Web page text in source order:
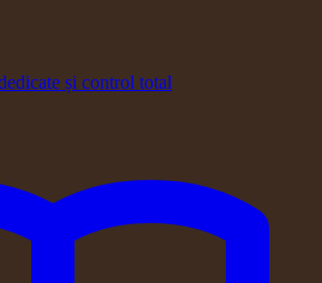
și control total